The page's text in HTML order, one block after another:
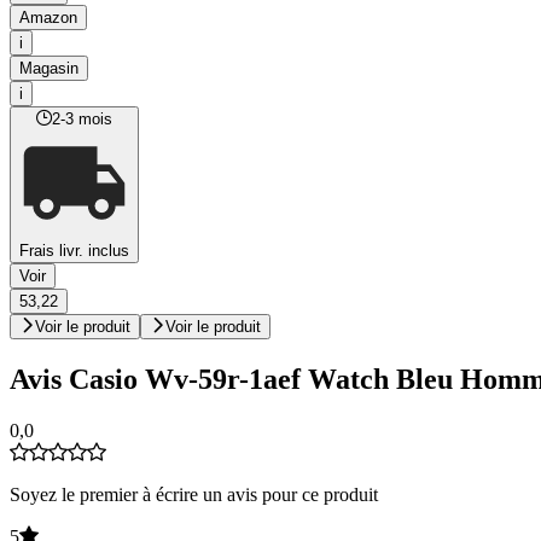
Amazon
i
Magasin
i
2-3 mois
Frais livr. inclus
Voir
53,22
Voir le produit
Voir le produit
Avis Casio Wv-59r-1aef Watch Bleu
0,0
Soyez le premier à écrire un avis pour ce produit
5